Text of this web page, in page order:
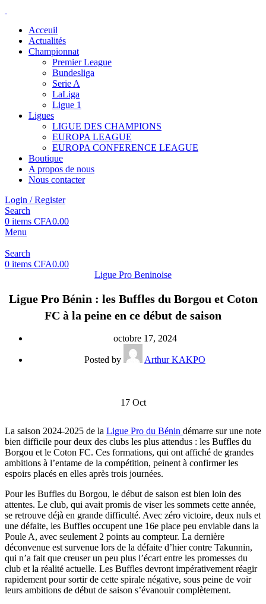
Acceuil
Actualités
Championnat
Premier League
Bundesliga
Serie A
LaLiga
Ligue 1
Ligues
LIGUE DES CHAMPIONS
EUROPA LEAGUE
EUROPA CONFERENCE LEAGUE
Boutique
A propos de nous
Nous contacter
Login / Register
Search
0 items CFA0.00
Menu
Search
0 items CFA0.00
Ligue Pro Beninoise
Ligue Pro Bénin : les Buffles du Borgou et Coton
FC à la peine en ce début de saison
octobre 17, 2024
Posted by Arthur KAKPO
17 Oct
La saison 2024-2025 de la Ligue Pro du Bénin démarre sur une note
bien difficile pour deux des clubs les plus attendus : les Buffles du
Borgou et le Coton FC. Ces formations, qui ont affiché de grandes
ambitions à l’entame de la compétition, peinent à confirmer les
espoirs placés en elles après trois journées.
Pour les Buffles du Borgou, le début de saison est bien loin des
attentes. Le club, qui avait promis de viser les sommets cette année,
se retrouve déjà en grande difficulté. Avec zéro victoire, deux nuls et
une défaite, les Buffles occupent une 16e place peu enviable dans la
Poule A, avec seulement 2 points au compteur. La dernière
déconvenue est survenue lors de la défaite d’hier contre Takunnin,
qui n’a fait que creuser un peu plus l’écart entre les promesses du
club et la réalité actuelle. Les Buffles devront impérativement réagir
rapidement pour sortir de cette spirale négative, sous peine de voir
leurs ambitions de début de saison s’évanouir complètement.